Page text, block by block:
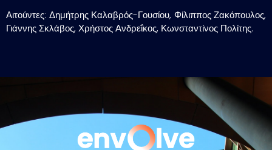
Αιτούντες: Δημήτρης Καλαβρός-Γουσίου, Φίλιππος Ζακόπουλος,
Γιάννης Σκλάβος, Χρήστος Ανδρεΐκος, Κωνσταντίνος Πολίτης.